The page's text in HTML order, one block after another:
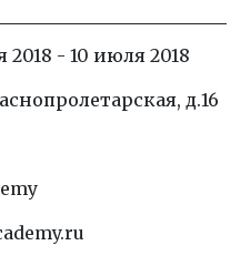
2018 - 10 июля 2018
д.16